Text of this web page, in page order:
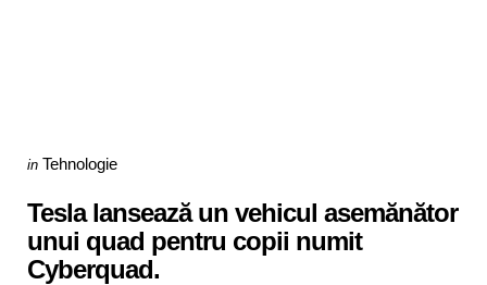
Categories
Posted
in Tehnologie
Tesla lansează un vehicul asemănător
unui quad pentru copii numit
Cyberquad.